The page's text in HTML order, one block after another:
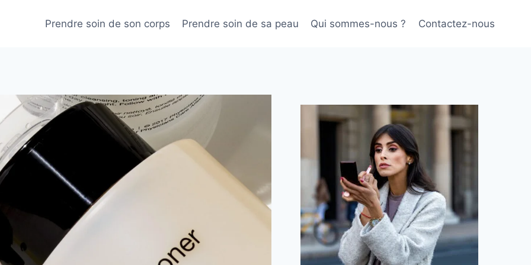
Prendre soin de son corps Prendre soin de sa peau Qui sommes-nous ? Contactez-nous